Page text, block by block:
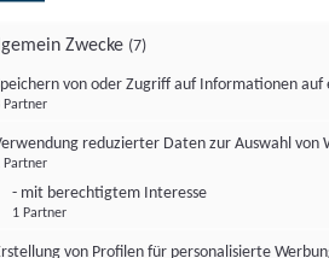
Zwecke (7)
von oder Zugriff auf Informationen auf
Partner
reduzierter Daten zur Auswahl von
Partner
- mit berechtigtem Interesse
1 Partner
von Profilen für personalisierte